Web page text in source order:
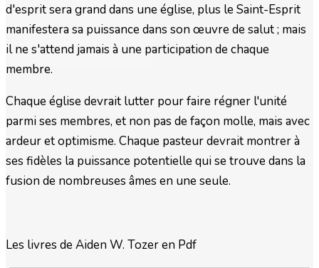
d'esprit sera grand dans une église, plus le Saint-Esprit
manifestera sa puissance dans son œuvre de salut ; mais
il ne s'attend jamais à une participation de chaque
membre.
Chaque église devrait lutter pour faire régner l'unité
parmi ses membres, et non pas de façon molle, mais avec
ardeur et optimisme. Chaque pasteur devrait montrer à
ses fidèles la puissance potentielle qui se trouve dans la
fusion de nombreuses âmes en une seule.
Les livres de Aiden W. Tozer en Pdf